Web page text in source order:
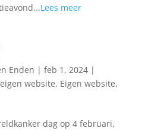
Lees meer
Enden | feb 1, 2024|
website, Eigen website,
dag op 4 februari,